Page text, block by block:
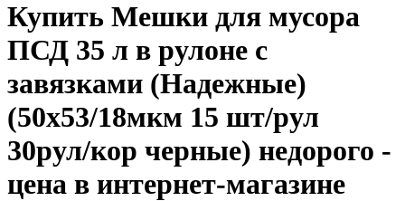
Купить Мешки для мусора
ПСД 35 л в рулоне с
завязками (Надежные)
(50х53/18мкм 15 шт/рул
30рул/кор черные) недорого -
цена в интернет-магазине